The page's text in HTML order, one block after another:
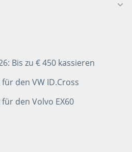
Bis zu € 450 kassieren
den VW ID.Cross
den Volvo EX60